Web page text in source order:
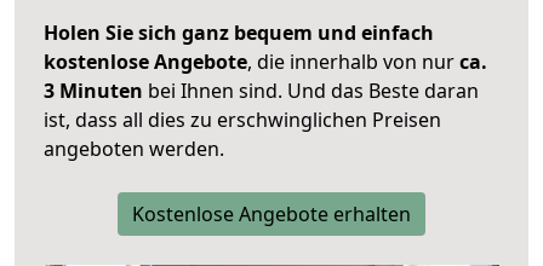
Holen Sie sich ganz bequem und einfach
kostenlose Angebote, die innerhalb von nurca.
3 Minuten bei Ihnen sind. Und das Beste daran
ist, dass all dies zu erschwinglichen Preisen
angeboten werden.
Kostenlose Angebote erhalten